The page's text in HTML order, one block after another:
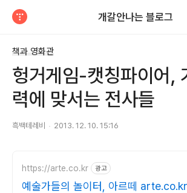
개갈안나는 블로그
책과 영화관
헝거게임-캣칭파이어,
력에 맞서는 전사들
흑백테레비 2013. 12. 10. 15:16
https://arte.co.kr 광고
예술가들의 놀이터, 아르떼 arte.co.kr